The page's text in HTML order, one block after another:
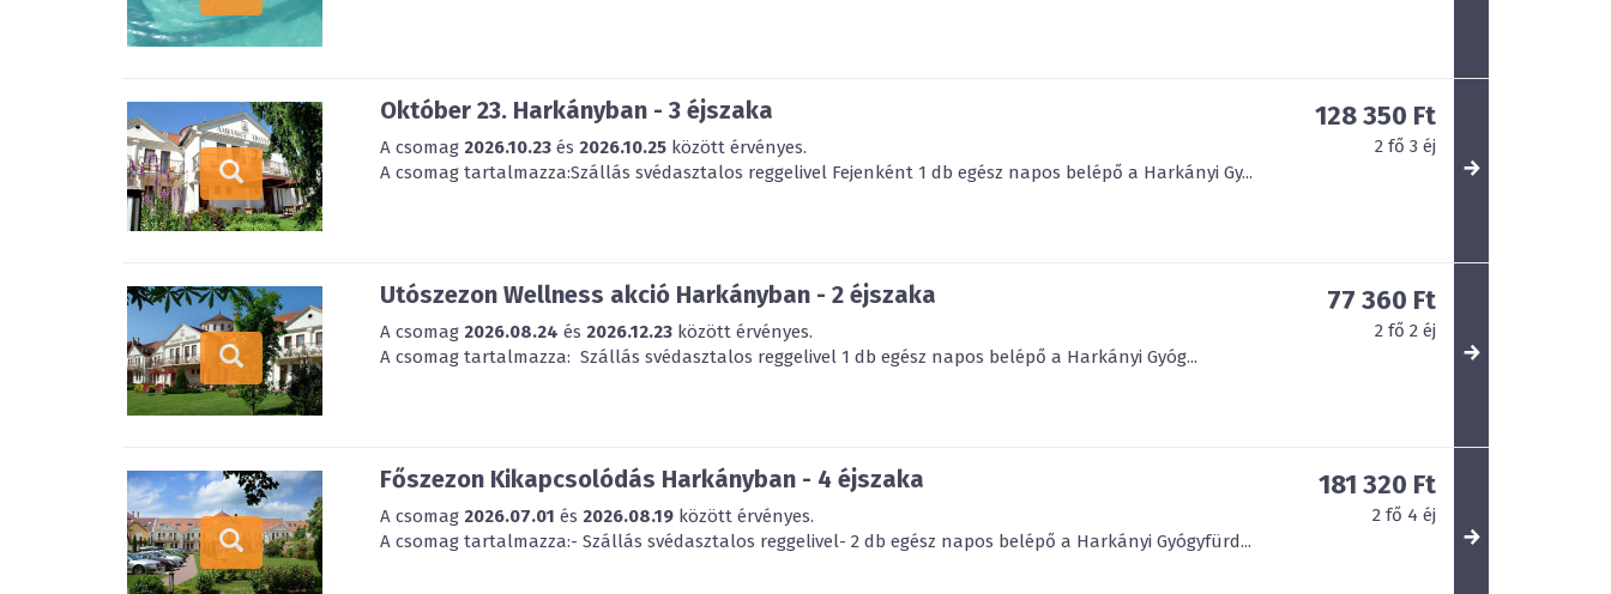
Október 23. Harkányban - 3 éjszaka
A csomag 2026.10.23 és 2026.10.25 között érvényes.
A csomag tartalmazza:Szállás svédasztalos reggelivel Fejenként 1 db egész napos belépő a Harkányi Gy...
128 350 Ft
2 fő 3 éj
Utószezon Wellness akció Harkányban - 2 éjszaka
A csomag 2026.08.24 és 2026.12.23 között érvényes.
A csomag tartalmazza: Szállás svédasztalos reggelivel 1 db egész napos belépő a Harkányi Gyóg...
77 360 Ft
2 fő 2 éj
Főszezon Kikapcsolódás Harkányban - 4 éjszaka
A csomag 2026.07.01 és 2026.08.19 között érvényes.
A csomag tartalmazza:- Szállás svédasztalos reggelivel- 2 db egész napos belépő a Harkányi Gyógyfürd...
181 320 Ft
2 fő 4 éj